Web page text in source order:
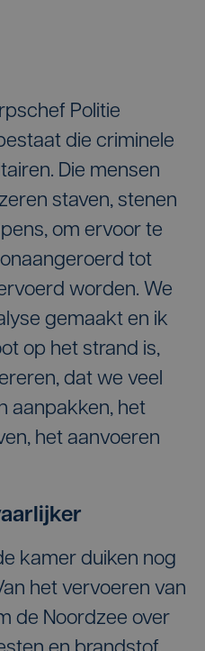
Politie
die criminele
Die mensen
staven, stenen
om ervoor te
tot
worden. We
gemaakt en ik
op het strand is,
dat we veel
aanpakken, het
het aanvoeren
kamer duiken nog
het vervoeren van
de Noordzee over